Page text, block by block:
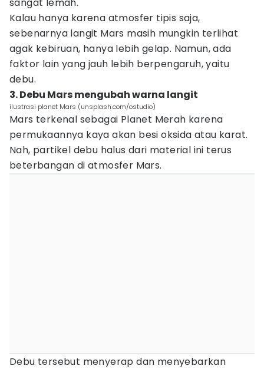
Kalau hanya karena atmosfer tipis saja,
sebenarnya langit Mars masih mungkin terlihat
agak kebiruan, hanya lebih gelap. Namun, ada
faktor lain yang jauh lebih berpengaruh, yaitu
debu.
3. Debu Mars mengubah warna langit
ilustrasi planet Mars (unsplash.com/ostudio)
Mars terkenal sebagai Planet Merah karena
permukaannya kaya akan besi oksida atau karat.
Nah, partikel debu halus dari material ini terus
beterbangan di atmosfer Mars.
Debu tersebut menyerap dan menyebarkan